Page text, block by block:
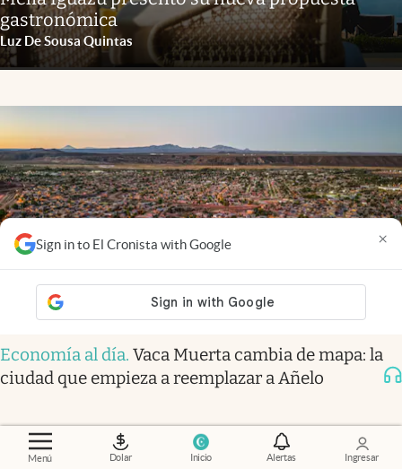
Menú Dolar Inicio Alertas Ingresar
Sign in to El Cronista with Google ×
gastronómica
Luz De Sousa Quintas
Economía al día. Vaca Muerta cambia de mapa: la
ciudad que empieza a reemplazar a Añelo